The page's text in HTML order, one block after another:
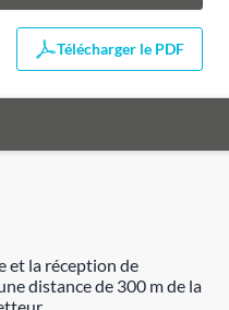
Télécharger le PDF
et la réception de
distance de 300 m de la